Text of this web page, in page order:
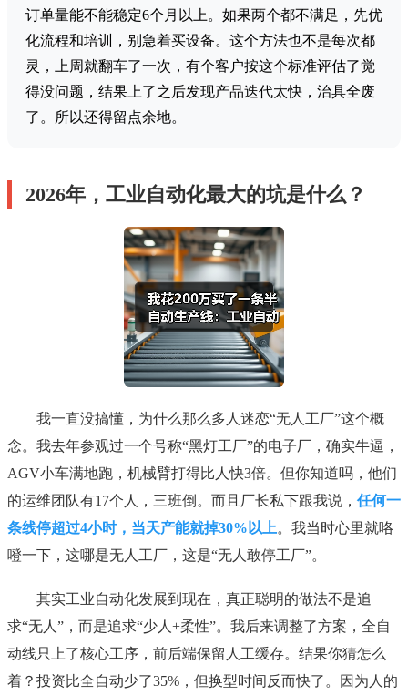
订单量能不能稳定6个月以上。如果两个都不满足，先优
化流程和培训，别急着买设备。这个方法也不是每次都
灵，上周就翻车了一次，有个客户按这个标准评估了觉
得没问题，结果上了之后发现产品迭代太快，治具全废
了。所以还得留点余地。
2026年，工业自动化最大的坑是什么？
我一直没搞懂，为什么那么多人迷恋“无人工厂”这个概
念。我去年参观过一个号称“黑灯工厂”的电子厂，确实牛逼，
AGV小车满地跑，机械臂打得比人快3倍。但你知道吗，他们
的运维团队有17个人，三班倒。而且厂长私下跟我说， 任何一
条线停超过4小时，当天产能就掉30%以上。我当时心里就咯
噔一下，这哪是无人工厂，这是“无人敢停工厂”。
其实工业自动化发展到现在，真正聪明的做法不是追
求“无人”，而是追求“少人+柔性”。我后来调整了方案，全自
动线只上了核心工序，前后端保留人工缓存。结果你猜怎么
着？投资比全自动少了35%，但换型时间反而快了。因为人的